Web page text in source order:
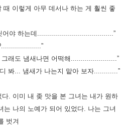
때 이렇게 아무 데서나 하는 게 훨씬 좋
어야 하는데......................................”
래도 냄새나면 어떡해.......................”
봐... 냄새가 나는지 맡아 보자............ ”
. 이미 내 좆 맛을 본 그녀는 내가 원하
는 나의 노예가 되어 있었다. 나는 그녀
벗겨